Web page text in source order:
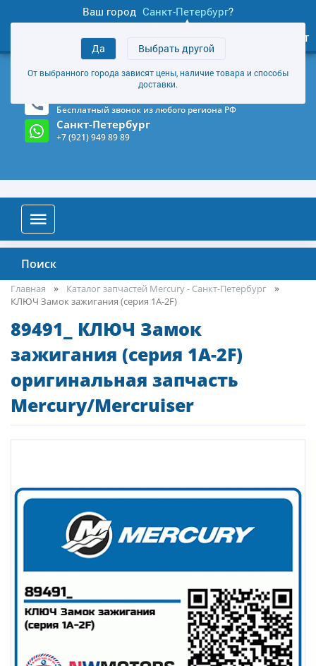
Ваш город Санкт-Петербург?
Да Выбрать другой
От выбранного города зависят цены, наличие товара и способы
доставки.
товаров
Личный кабинет
+7 (921) 949 89 89
Магазин и склад в Санкт-Петербурге (Карта)
Бесплатный звонок из любого региона РФ
Санкт-Петербург
+7 (921) 949 89 89
Поиск
Главная
Каталог запчастей Mercury - Санкт-Петербург
КЛЮЧ Замок зажигания (серия 1A-2F)
89491_ КЛЮЧ Замок
зажигания (серия 1A-2F)
оригинальная запчасть
Mercury/Mercruiser